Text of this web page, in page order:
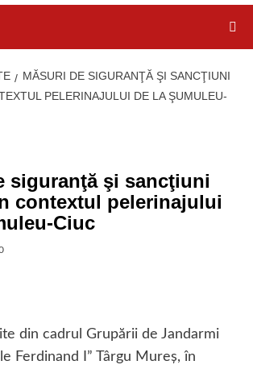
MĂSURI DE SIGURANŢĂ ŞI SANCŢIUNI
PELERINAJULUI DE LA ŞUMULEU-
siguranţă şi sancţiuni
contextul pelerinajului
Ciuc
din cadrul Grupării de Jandarmi
Ferdinand I” Târgu Mureş, în